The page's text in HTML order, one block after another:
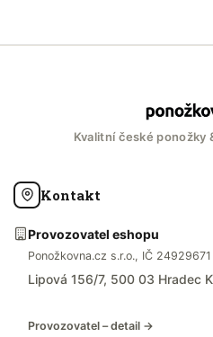
Kvalitní české ponožky
Kontakt
Provozovatel eshopu
Ponožkovna.cz s.r.o., IČ 24929671
Lipová 156/7, 500 03 Hradec
Provozovatel – detail →